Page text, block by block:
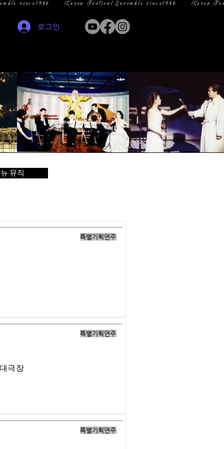
로그인
뉴 뮤직
특별기획연주
특별기획연주
극장
특별기획연주